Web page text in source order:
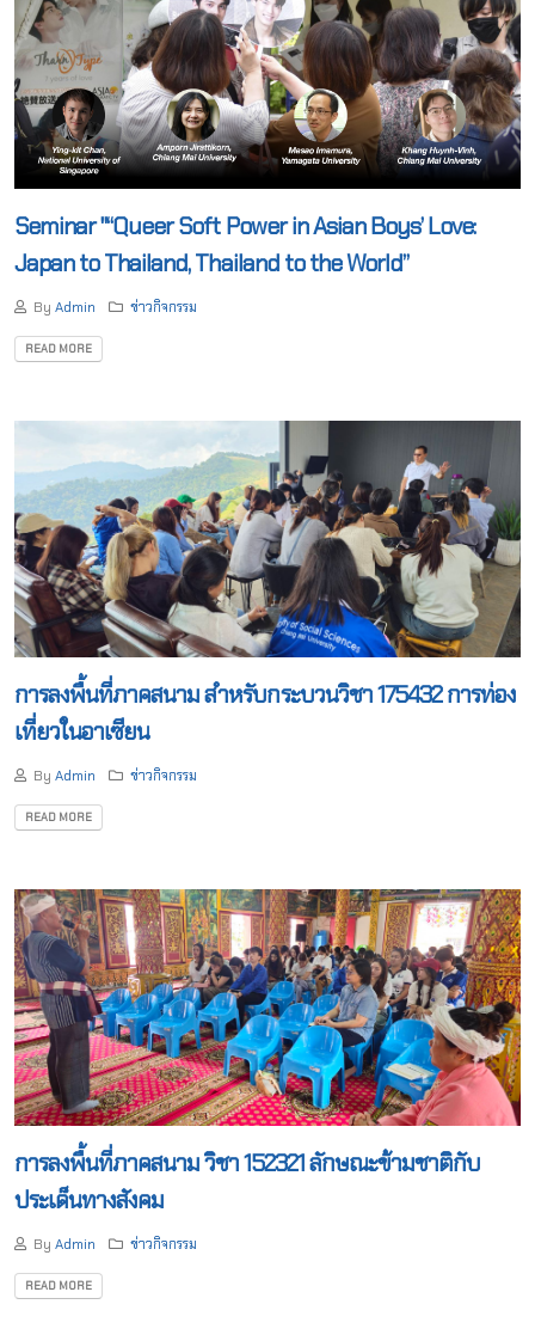
Seminar "“Queer Soft Power in Asian Boys’ Love:
Japan to Thailand, Thailand to the World”
By Admin ข่าวกิจกรรม
READ MORE
การลงพื้นที่ภาคสนาม สำหรับกระบวนวิชา 175432 การท่อง
เที่ยวในอาเซียน
By Admin ข่าวกิจกรรม
READ MORE
การลงพื้นที่ภาคสนาม วิชา 152321 ลักษณะข้ามชาติกับ
ประเด็นทางสังคม
By Admin ข่าวกิจกรรม
READ MORE